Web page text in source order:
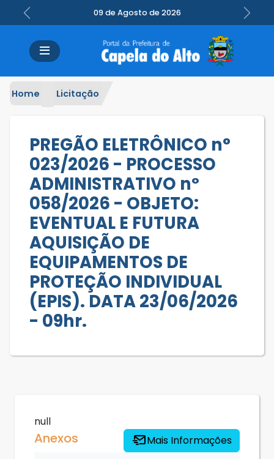
09 de Agosto de 2026
Previous Next
Home Licitação
PREGÃO ELETRÔNICO n°
023/2026 - PROCESSO
ADMINISTRATIVO nº
058/2026 - OBJETO:
EVENTUAL E FUTURA
AQUISIÇÃO DE
EQUIPAMENTOS DE
PROTEÇÃO INDIVIDUAL
(EPIS). DATA 23/06/2026
- 09hr.
null
Anexos Mais Informações